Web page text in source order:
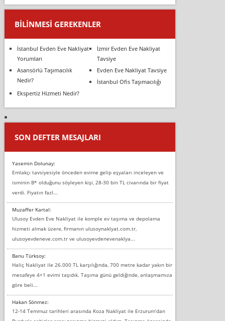
BILINMESI GEREKENLER
İstanbul Evden Eve Nakliyat
Yorumları
İzmir Evden Eve Nakliyat
Tavsiye
Asansörlü Taşımacılık
Nedir?
Evden Eve Nakliyat Tavsiye
İstanbul Ofis Taşımacılığı
Ekspertiz Hizmeti Nedir?
SON DEFTER MESAJLARI
Yasemin Dolunay:
Emlakçı tavsiyesiyle önceden evime gelip eşyaları inceleyen ve
isminin B* olduğunu söyleyen kişi, 28-30 bin TL civarında bir fiyat
verdi. Fiyatın fazl...
Muzaffer Kartal:
Ulusoy Evden Eve Nakliyat ile komple ev taşıma ve depolama
hizmeti almak üzere, firmanın ulusoynaklyat.com.tr,
ulusoyevdeneve.com.tr ve ulusoyevdenevenaklya...
Banu Türksoy:
Haliç Nakliyat ile 26.000 TL karşılığında, 700 metre kadar yakın bir
mesafeye 4+1 evimi taşıdık. Taşıma günü geldiğinde, anlaşmamıza
göre beli...
Hakan Sönmez:
12-14 Temmuz tarihleri arasında Koza Nakliyat ile Erzurum’dan